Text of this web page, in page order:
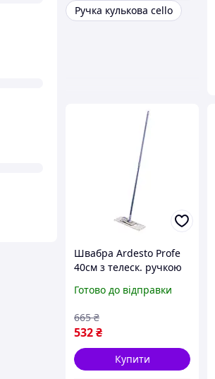
Ручка кулькова cello
Швабра Ardesto Profe
40см з телеск. ручкою
насадкою, синій
Готово до відправки
532₴
665 ₴
Купити